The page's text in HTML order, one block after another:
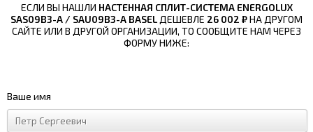
ЕСЛИ ВЫ НАШЛИ НАСТЕННАЯ СПЛИТ-СИСТЕМА ENERGOLUX
SAS09B3-A / SAU09B3-A BASELДЕШЕВЛЕ 26 002 ₽НА ДРУГОМ
САЙТЕ ИЛИ В ДРУГОЙ ОРГАНИЗАЦИИ, ТО СООБЩИТЕ НАМ ЧЕРЕЗ
ФОРМУ НИЖЕ:
Ваше имя